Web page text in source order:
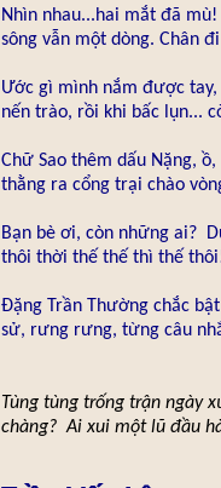
Nhìn nhau...hai mắt đã
sông vẫn một dòng. Chân
Ước gì mình nắm được
nến trào, rồi khi bấc lụn...
Chữ Sao thêm dấu Nặng,
thằng ra cổng trại chào
Bạn bè ơi, còn những ai?
thôi thời thế thế thì thế
Đặng Trần Thường chắc
sử, rưng rưng, từng câu
Tùng tùng trống trận ngày
chàng? Ai xui một lũ đầu